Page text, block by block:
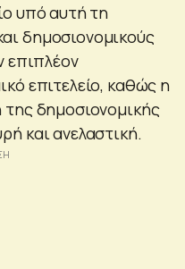
υπό αυτή τη
δημοσιονομικούς
επιπλέον
επιτελείο, καθώς η
δημοσιονομικής
και ανελαστική.